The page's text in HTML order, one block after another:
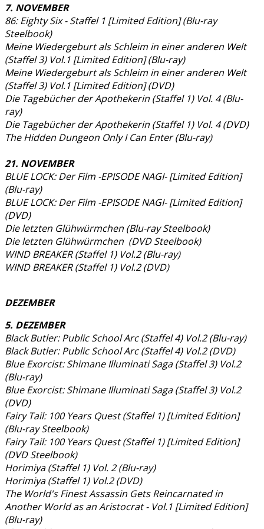
7. NOVEMBER
86: Eighty Six - Staffel 1 [Limited Edition] (Blu-ray
Steelbook)
Meine Wiedergeburt als Schleim in einer anderen Welt
(Staffel 3) Vol.1 [Limited Edition] (Blu-ray)
Meine Wiedergeburt als Schleim in einer anderen Welt
(Staffel 3) Vol.1 [Limited Edition] (DVD)
Die Tagebücher der Apothekerin (Staffel 1) Vol. 4 (Blu-
ray)
Die Tagebücher der Apothekerin (Staffel 1) Vol. 4 (DVD)
The Hidden Dungeon Only I Can Enter (Blu-ray)
21. NOVEMBER
BLUE LOCK: Der Film -EPISODE NAGI- [Limited Edition]
(Blu-ray)
BLUE LOCK: Der Film -EPISODE NAGI- [Limited Edition]
(DVD)
Die letzten Glühwürmchen (Blu-ray Steelbook)
Die letzten Glühwürmchen (DVD Steelbook)
WIND BREAKER (Staffel 1) Vol.2 (Blu-ray)
WIND BREAKER (Staffel 1) Vol.2 (DVD)
DEZEMBER
5. DEZEMBER
Black Butler: Public School Arc (Staffel 4) Vol.2 (Blu-ray)
Black Butler: Public School Arc (Staffel 4) Vol.2 (DVD)
Blue Exorcist: Shimane Illuminati Saga (Staffel 3) Vol.2
(Blu-ray)
Blue Exorcist: Shimane Illuminati Saga (Staffel 3) Vol.2
(DVD)
Fairy Tail: 100 Years Quest (Staffel 1) [Limited Edition]
(Blu-ray Steelbook)
Fairy Tail: 100 Years Quest (Staffel 1) [Limited Edition]
(DVD Steelbook)
Horimiya (Staffel 1) Vol. 2 (Blu-ray)
Horimiya (Staffel 1) Vol.2 (DVD)
The World's Finest Assassin Gets Reincarnated in
Another World as an Aristocrat - Vol.1 [Limited Edition]
(Blu-ray)